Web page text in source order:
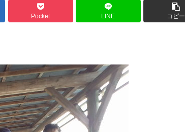
Pocket LINE コピー